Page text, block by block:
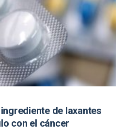
de laxantes
con el cáncer